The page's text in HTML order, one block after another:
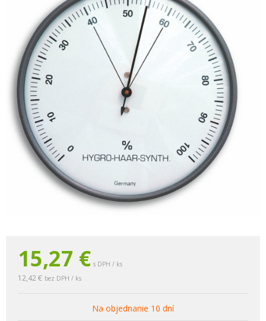
15,27 € s DPH / ks
12,42 € bez DPH / ks
Na objednanie 10 dní